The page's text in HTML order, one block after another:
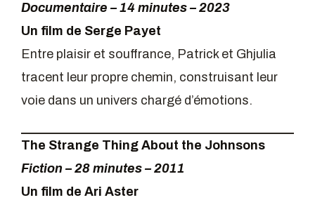
Documentaire – 14 minutes – 2023
Un film de Serge Payet
Entre plaisir et souffrance, Patrick et Ghjulia
tracent leur propre chemin, construisant leur
voie dans un univers chargé d’émotions.
The Strange Thing About the Johnsons
Fiction – 28 minutes – 2011
Un film de Ari Aster